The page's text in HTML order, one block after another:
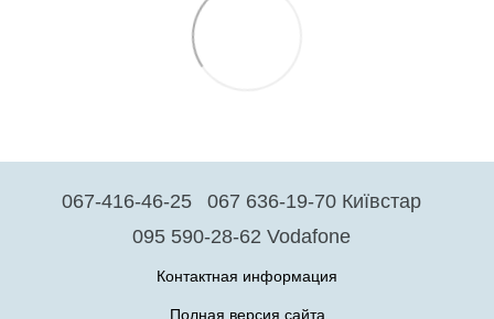
067-416-46-25
067 636-19-70 Київстар
095 590-28-62 Vodafone
Контактная информация
Полная версия сайта